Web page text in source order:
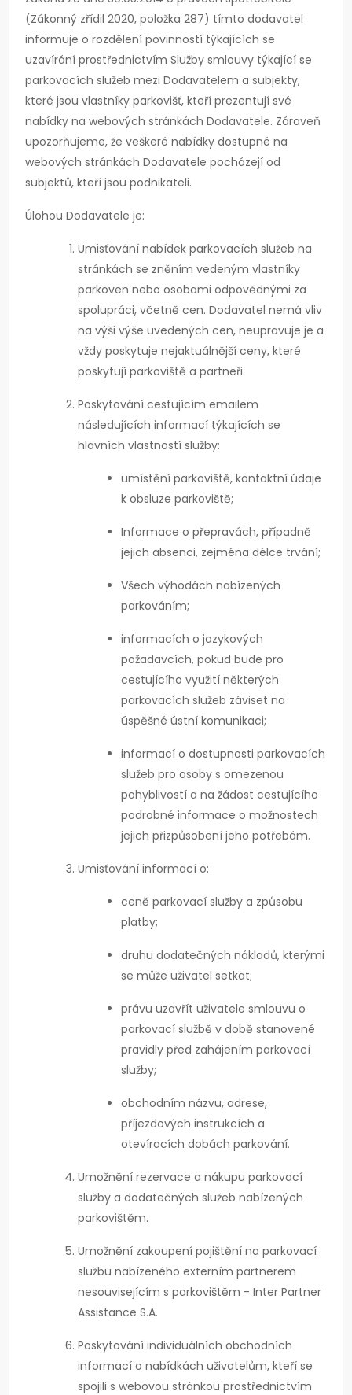
(Zákonný zřídil 2020, položka 287) tímto dodavatel
informuje o rozdělení povinností týkajících se
uzavírání prostřednictvím Služby smlouvy týkající se
parkovacích služeb mezi Dodavatelem a subjekty,
které jsou vlastníky parkovišť, kteří prezentují své
nabídky na webových stránkách Dodavatele. Zároveň
upozorňujeme, že veškeré nabídky dostupné na
webových stránkách Dodavatele pocházejí od
subjektů, kteří jsou podnikateli.
Úlohou Dodavatele je:
Umisťování nabídek parkovacích služeb na
stránkách se zněním vedeným vlastníky
parkoven nebo osobami odpovědnými za
spolupráci, včetně cen. Dodavatel nemá vliv
na výši výše uvedených cen, neupravuje je a
vždy poskytuje nejaktuálnější ceny, které
poskytují parkoviště a partneři.
Poskytování cestujícím emailem
následujících informací týkajících se
hlavních vlastností služby:
umístění parkoviště, kontaktní údaje
k obsluze parkoviště;
Informace o přepravách, případně
jejich absenci, zejména délce trvání;
Všech výhodách nabízených
parkováním;
informacích o jazykových
požadavcích, pokud bude pro
cestujícího využití některých
parkovacích služeb záviset na
úspěšné ústní komunikaci;
informací o dostupnosti parkovacích
služeb pro osoby s omezenou
pohyblivostí a na žádost cestujícího
podrobné informace o možnostech
jejich přizpůsobení jeho potřebám.
Umisťování informací o:
ceně parkovací služby a způsobu
platby;
druhu dodatečných nákladů, kterými
se může uživatel setkat;
právu uzavřít uživatele smlouvu o
parkovací službě v době stanovené
pravidly před zahájením parkovací
služby;
obchodním názvu, adrese,
příjezdových instrukcích a
otevíracích dobách parkování.
Umožnění rezervace a nákupu parkovací
služby a dodatečných služeb nabízených
parkovištěm.
Umožnění zakoupení pojištění na parkovací
službu nabízeného externím partnerem
nesouvisejícím s parkovištěm - Inter Partner
Assistance S.A.
Poskytování individuálních obchodních
informací o nabídkách uživatelům, kteří se
spojili s webovou stránkou prostřednictvím